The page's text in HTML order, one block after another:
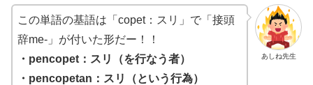
あしね先生
この単語の基語は「copet：スリ」で「接頭
辞me-」が付いた形だー！！
・pencopet：スリ（を行なう者）
・pencopetan：スリ（という行為）